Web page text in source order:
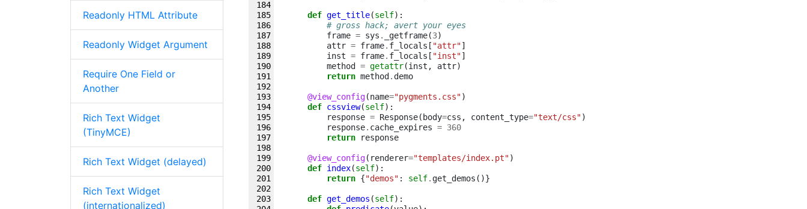
Readonly HTML Attribute
Readonly Widget Argument
Require One Field or
Another
Rich Text Widget
(TinyMCE)
Rich Text Widget (delayed)
Rich Text Widget
(internationalized)
def get_title(self):
# gross hack; avert your eyes
frame = sys . _getframe(3)
attr = frame. f_locals [ "attr"]
inst = frame. f_locals [ "inst"]
method
= getattr(inst , attr)
return method . demo
@view_config(name="pygments.css")
def cssview(self):
response = Response( body=css , content_type="text/css")
response. cache_expires = 360
return
response
@view_config( renderer="templates/index.pt")
def index(self):
return {"demos" : self. get_demos ()}
def get_demos (self):